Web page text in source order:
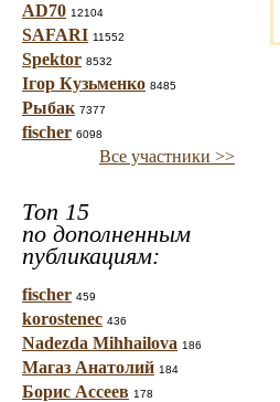
AD70 12104
SAFARI 11552
Spektor 8532
Ігор Кузьменко 8485
Рыбак 7377
fischer 6098
Все участники >>
Топ 15
по дополненным
публикациям:
fischer 459
korostenec 436
Nadezda Mihhailova 186
Магаз Анатолий 184
Борис Ассеев 178